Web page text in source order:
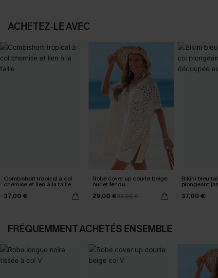
ACHETEZ‑LE AVEC
Combishort tropical à col
chemise et lien à la taille
37,00 €
Robe cover up courte beige
ourlet fendu
29,00 €32,00 €
Bikini bleu
plongeant
au milieu
37,00 €
FRÉQUEMMENT ACHETÉS ENSEMBLE